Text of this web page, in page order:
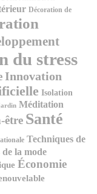
Décoration de
du stress
Innovation
Isolation
Méditation
être Santé
Techniques de
de la mode
Économie